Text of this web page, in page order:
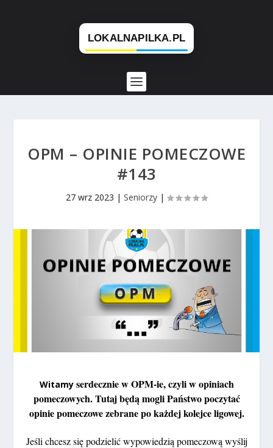
OPM – OPINIE POMECZOWE
#143
27 wrz 2023 | Seniorzy |
Witamyserdecznie w OPM-ie, czyli w opiniach
pomeczowych. Tutaj będą mogli Państwo poczytać
opinie pomeczowe zebrane po każdej kolejce ligowej.
Jeśli chcesz się podzielić wypowiedzią pomeczowąwyślij